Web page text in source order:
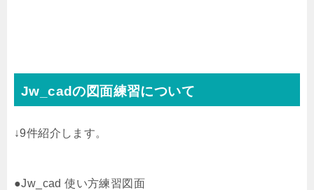
Jw_cadの図面練習について
↓9件紹介します。
●Jw_cad 使い方練習図面